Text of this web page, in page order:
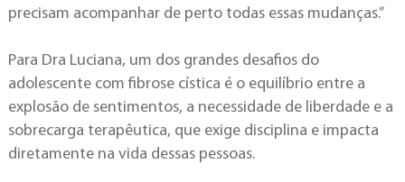
precisam acompanhar de perto todas essas mudanças.”
Para Dra Luciana, um dos grandes desafios do
adolescente com fibrose cística é o equilíbrio entre a
explosão de sentimentos, a necessidade de liberdade e a
sobrecarga terapêutica, que exige disciplina e impacta
diretamente na vida dessas pessoas.